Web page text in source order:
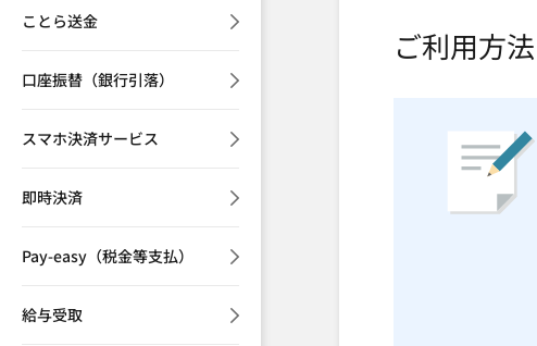
ご利用方法
ことら送金
口座振替（銀行引落）
スマホ決済サービス
即時決済
Pay-easy（税金等支払）
給与受取